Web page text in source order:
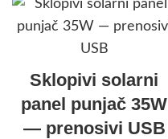
Sklopivi solarni
panel punjač 35W
— prenosivi USB